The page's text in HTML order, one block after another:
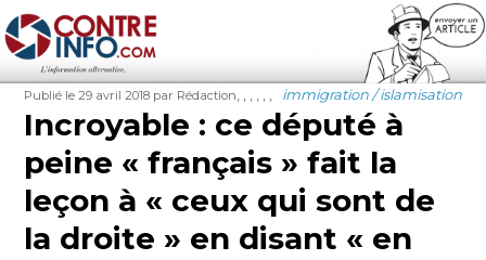
Contre-Info
Publié
le
Publié le 29 avril 2018 Auteur
par Rédaction Catégories
immigration / islamisation
Étiquettes
Incroyable : ce député à
peine « français » fait la
leçon à « ceux qui sont de
la droite » en disant « en